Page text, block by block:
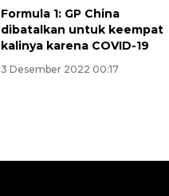
Formula 1: GP China
dibatalkan untuk keempat
kalinya karena COVID-19
3 Desember 2022 00:17